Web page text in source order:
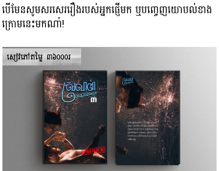
បើមែន​សូមសរសេររឿងរបស់អ្នកផ្ញើមក ឬបញ្ចេញយោបល់ខាង
ក្រោមនេះមកណា៎!